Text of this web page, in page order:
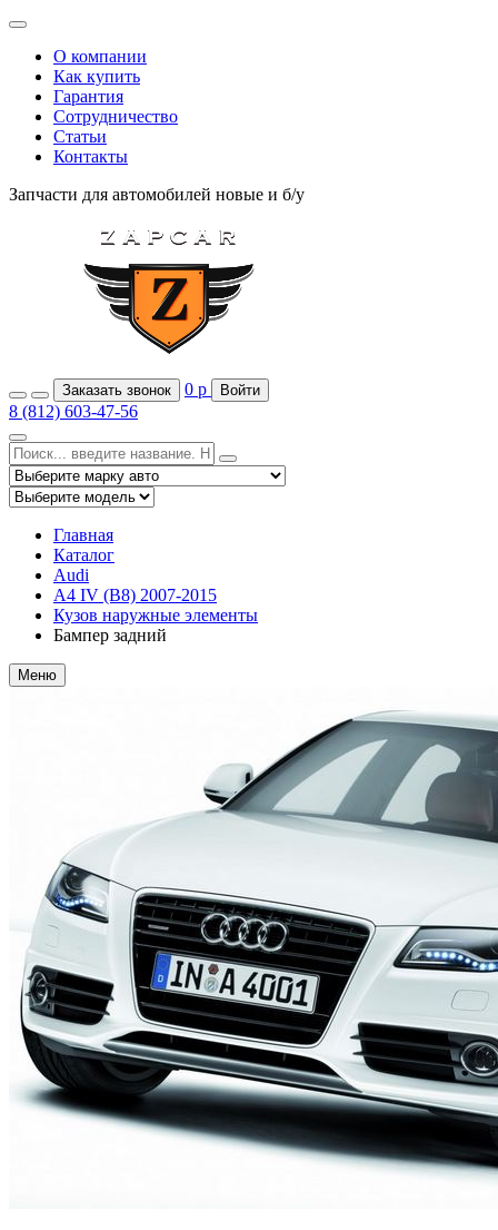
О компании
Как купить
Гарантия
Сотрудничество
Статьи
Контакты
Запчасти для автомобилей новые и б/у
Заказать звонок 0 р Войти
8 (812) 603-47-56
Главная
Каталог
Audi
A4 IV (B8) 2007-2015
Кузов наружные элементы
Бампер задний
Меню